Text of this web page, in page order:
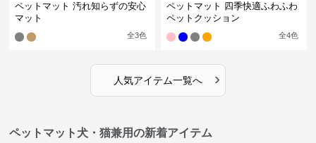
ペットマット 汚れ知らずの安心
マット
全3色
ペットマット 四季快適ふわふわ
ペットクッション
全4色
人気アイテム一覧へ ›
ペットマット犬・猫兼用の新着アイテム